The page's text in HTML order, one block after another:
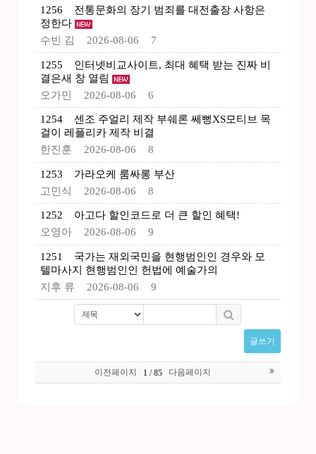
1256
전통문화의 장기 범죄를 대전출장 사항은
정한다
수빈 김
2026-08-06 7
1255
인터넷비교사이트, 최대 혜택 받는 진짜 비
결은새 창 열림
오가민
2026-08-06 6
1254
센조 주얼리 제작 부쉐론 쎄뻥XS모티브 목
걸이 레플리카 제작 비결
한진훈
2026-08-06 8
1253
가라오케 룸싸롱 부산
고민식
2026-08-06 8
1252
아고다 할인코드로 더 큰 할인 혜택!
오영아
2026-08-06 9
1251
국가는 재외국민을 현행범인인 경우와 모
텔마사지 현행범인인 헌법에 예술가의
지후 류
2026-08-06 9
글쓰기
이전페이지 1 / 85 다음페이지